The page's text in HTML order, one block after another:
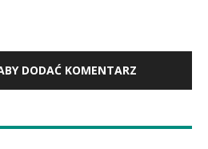
DODAĆ KOMENTARZ